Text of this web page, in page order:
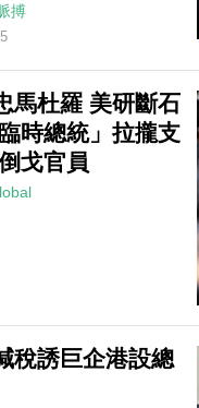
搏
馬杜羅 美研斷石
時總統」拉攏支
戈官員
稅誘巨企港設總